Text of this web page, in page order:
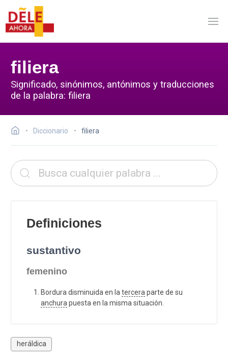
filiera
Significado, sinónimos, antónimos y traducciones
de la palabra: filiera
Diccionario filiera
Definiciones
sustantivo
femenino
Bordura disminuida en la tercera parte de su
anchura puesta en la misma situación.
heráldica